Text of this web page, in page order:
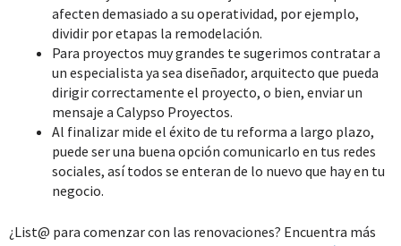
afecten demasiado a su operatividad, por ejemplo,
dividir por etapas la remodelación.
Para proyectos muy grandes te sugerimos contratar a
un especialista ya sea diseñador, arquitecto que pueda
dirigir correctamente el proyecto, o bien, enviar un
mensaje a Calypso Proyectos.
Al finalizar mide el éxito de tu reforma a largo plazo,
puede ser una buena opción comunicarlo en tus redes
sociales, así todos se enteran de lo nuevo que hay en tu
negocio.
¿List@ para comenzar con las renovaciones? Encuentra más